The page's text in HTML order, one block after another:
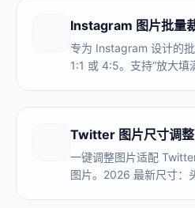
Instagram 图片批量
专为 Instagram 设计的
1:1 或 4:5。支持“放大填
Twitter 图片尺寸调整
一键调整图片适配
图片。2026 最新尺寸：